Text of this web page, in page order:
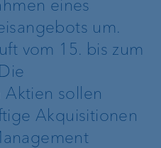
eines
um.
vom 15. bis zum
Aktien sollen
Akquisitionen